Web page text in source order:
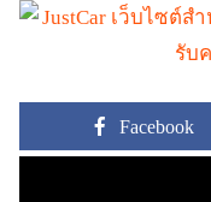
Facebook